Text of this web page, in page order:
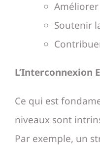
Améliorer
Soutenir
L’Interconnexion
Ce qui est
niveaux sont
Par exemple, un